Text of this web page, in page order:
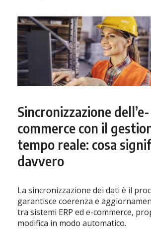
Sincronizzazione dell’e-
commerce con il
tempo reale: cosa
davvero
La sincronizzazione dei dati è il
garantisce coerenza e
tra sistemi ERP ed e-commerce,
modifica in modo automatico.